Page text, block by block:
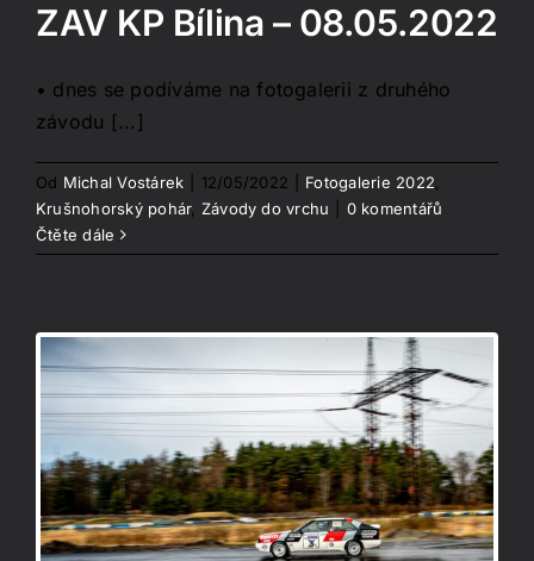
ZAV KP Bílina – 08.05.2022
• dnes se podíváme na fotogalerii z druhého
závodu [...]
Od Michal Vostárek 12/05/2022 Fotogalerie 2022,
Krušnohorský pohár, Závody do vrchu
0 komentářů
Čtěte dále